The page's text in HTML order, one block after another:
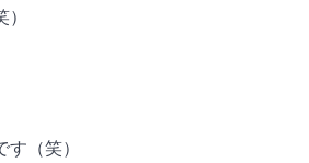
（笑）